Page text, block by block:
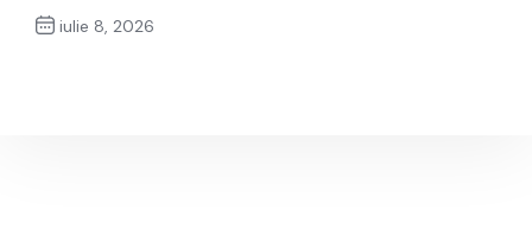
iulie 8, 2026